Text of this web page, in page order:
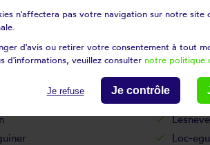
Lannilis
Le
Le faou
Le
Loc-
n'affectera pas votre navigation sur notre site
d'avis ou retirer votre consentement à tout
d'informations, veuillez consulter notre politique
Je refuse Je contrôle